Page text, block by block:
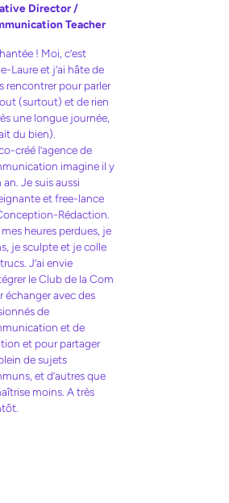
Director /
Teacher
! Moi, c’est
Laure et j’ai hâte de
rencontrer pour parler
(surtout) et de rien
une longue journée,
du bien).
créé l’agence de
imagine il y
an. Je suis aussi
et free-lance
Rédaction.
mes heures perdues, je
je sculpte et je colle
J’ai envie
le Club de la Com
échanger avec des
de
et de
et pour partager
de sujets
et d’autres que
moins. A très